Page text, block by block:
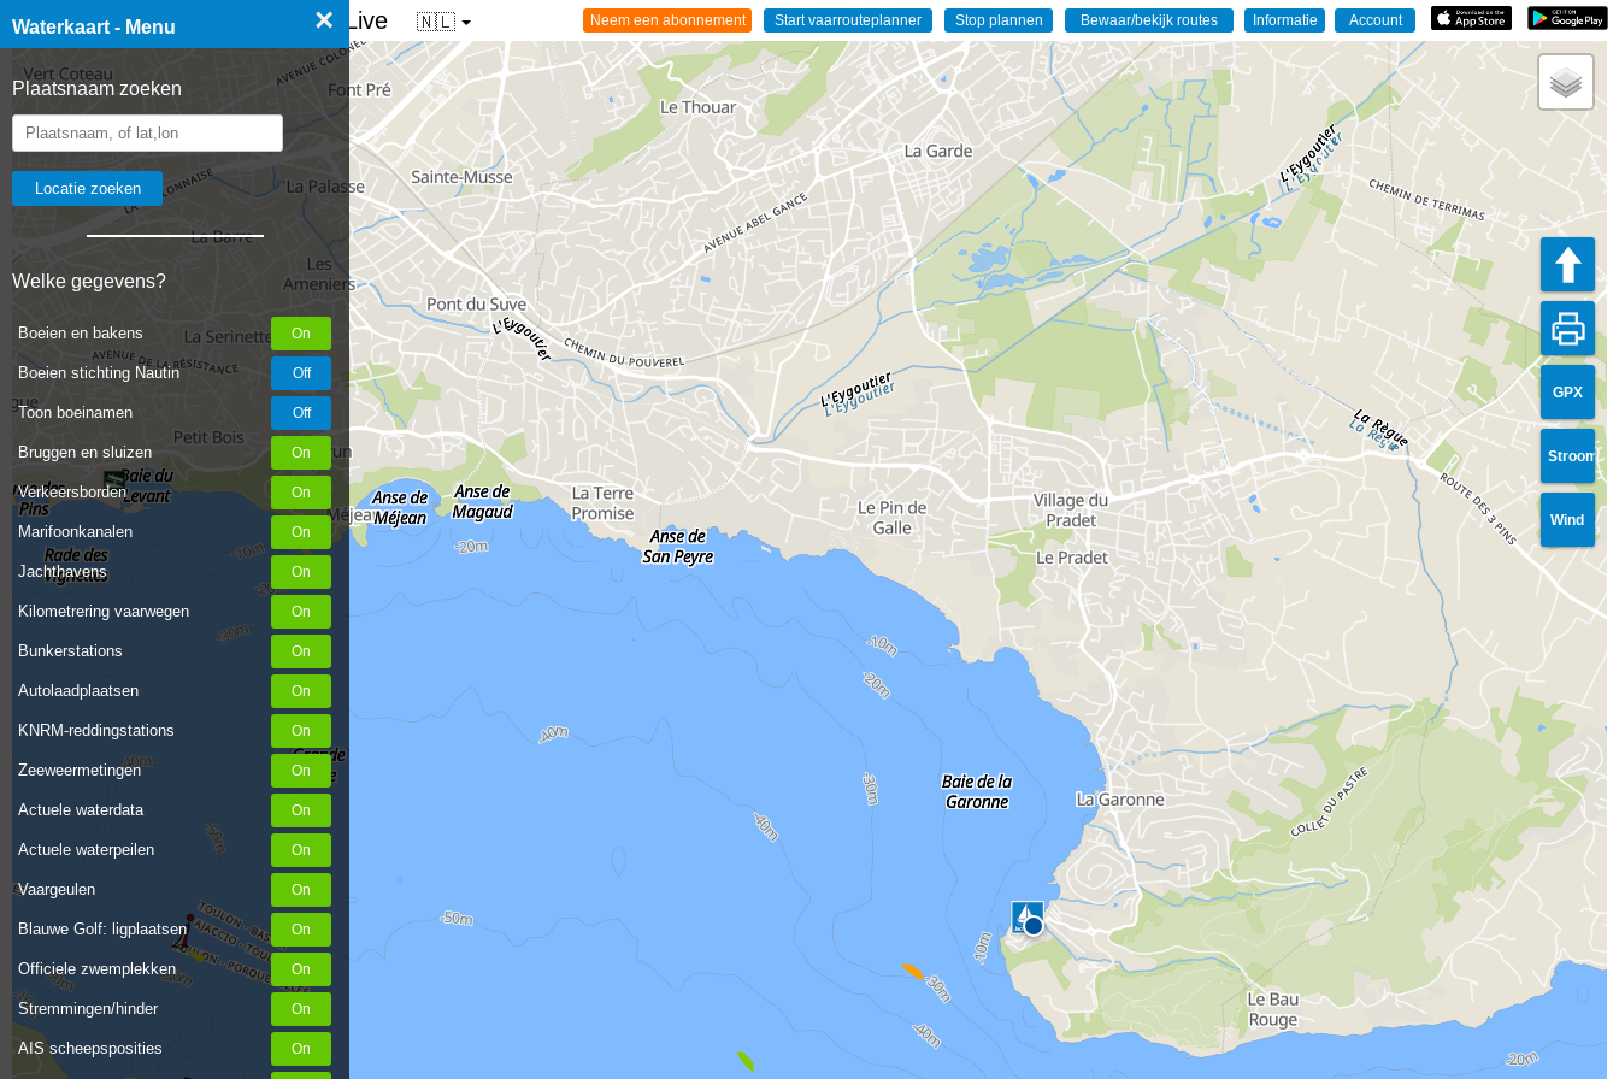
Waterkaart - Menu ×
Plaatsnaam zoeken
Welke gegevens?
Boeien en bakens
Boeien stichting Nautin
Toon boeinamen
Bruggen en sluizen
Verkeersborden
Marifoonkanalen
Jachthavens
Kilometrering vaarwegen
Bunkerstations
Autolaadplaatsen
KNRM-reddingstations
Zeeweermetingen
Actuele waterdata
Actuele waterpeilen
Vaargeulen
Blauwe Golf: ligplaatsen
Officiele zwemplekken
Stremmingen/hinder
AIS scheepsposities
☰ Waterkaart van Nederland - Live 🇳🇱
GPX
Stroom
Wind